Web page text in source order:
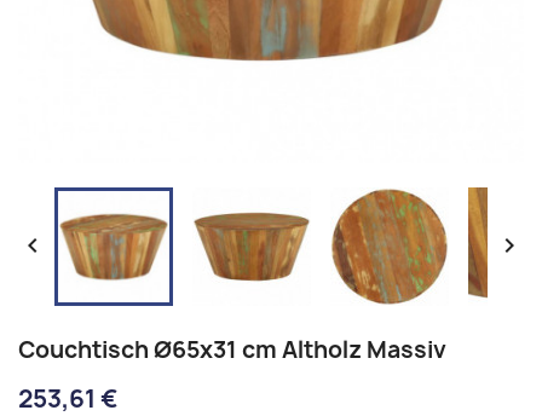
 
Couchtisch Ø65x31 cm Altholz Massiv
253,61 €